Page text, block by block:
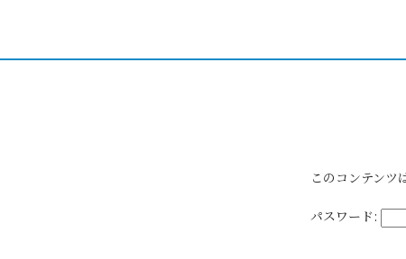
このコンテンツ
パスワード: